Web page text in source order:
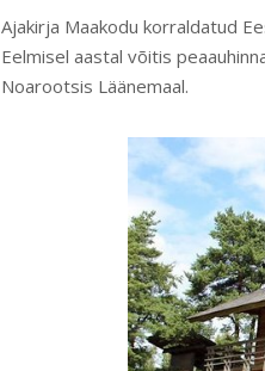
Ajakirja Maakodu korraldatud
Eelmisel aastal võitis
Noarootsis Läänemaal.